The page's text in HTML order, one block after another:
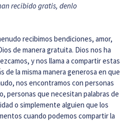
recibido gratis, denlo
recibimos bendiciones, amor,
de manera gratuita. Dios nos ha
y nos llama a compartir estas
de la misma manera generosa en que
nos encontramos con personas
personas que necesitan palabras de
o simplemente alguien que los
cuando podemos compartir la